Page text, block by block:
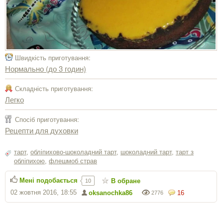
Швидкість приготування:
Нормально (до 3 годин)
Складність приготування:
Легко
Спосіб приготування:
Рецепти для духовки
тарт, обліпихово-шоколадний тарт, шоколадний тарт, тарт з
обліпихою, флешмоб страв
16
2776
oksanochka86
02 жовтня 2016, 18:55
Мені подобається 10 В обране